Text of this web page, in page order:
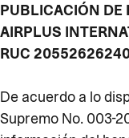
PUBLICACIÓN DE
AIRPLUS
RUC
De acuerdo a lo
Supremo No. 003-